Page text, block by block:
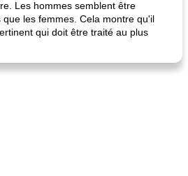
Les hommes semblent être
les femmes. Cela montre qu'il
qui doit être traité au plus